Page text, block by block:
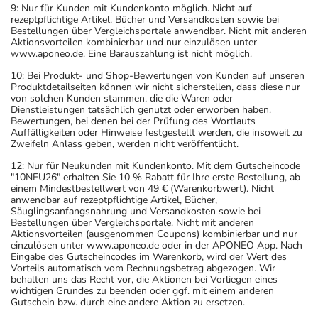
9: Nur für Kunden mit Kundenkonto möglich. Nicht auf
rezeptpflichtige Artikel, Bücher und Versandkosten sowie bei
Bestellungen über Vergleichsportale anwendbar. Nicht mit anderen
Aktionsvorteilen kombinierbar und nur einzulösen unter
www.aponeo.de. Eine Barauszahlung ist nicht möglich.
10: Bei Produkt- und Shop-Bewertungen von Kunden auf unseren
Produktdetailseiten können wir nicht sicherstellen, dass diese nur
von solchen Kunden stammen, die die Waren oder
Dienstleistungen tatsächlich genutzt oder erworben haben.
Bewertungen, bei denen bei der Prüfung des Wortlauts
Auffälligkeiten oder Hinweise festgestellt werden, die insoweit zu
Zweifeln Anlass geben, werden nicht veröffentlicht.
12: Nur für Neukunden mit Kundenkonto. Mit dem Gutscheincode
"10NEU26" erhalten Sie 10 % Rabatt für Ihre erste Bestellung, ab
einem Mindestbestellwert von 49 € (Warenkorbwert). Nicht
anwendbar auf rezeptpflichtige Artikel, Bücher,
Säuglingsanfangsnahrung und Versandkosten sowie bei
Bestellungen über Vergleichsportale. Nicht mit anderen
Aktionsvorteilen (ausgenommen Coupons) kombinierbar und nur
einzulösen unter www.aponeo.de oder in der APONEO App. Nach
Eingabe des Gutscheincodes im Warenkorb, wird der Wert des
Vorteils automatisch vom Rechnungsbetrag abgezogen. Wir
behalten uns das Recht vor, die Aktionen bei Vorliegen eines
wichtigen Grundes zu beenden oder ggf. mit einem anderen
Gutschein bzw. durch eine andere Aktion zu ersetzen.